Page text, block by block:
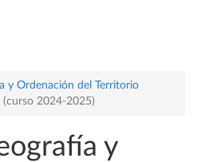
y Ordenación del Territorio
(curso 2024-2025)
y